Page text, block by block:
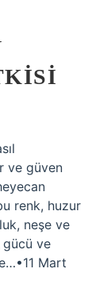
ve güven
renk, huzur
neşe ve
gücü ve
Mart